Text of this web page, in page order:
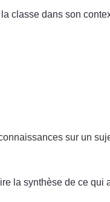
classe dans son
sur un
la synthèse de ce